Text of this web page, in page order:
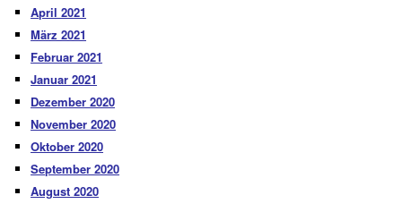
April 2021
März 2021
Februar 2021
Januar 2021
Dezember 2020
November 2020
Oktober 2020
September 2020
August 2020